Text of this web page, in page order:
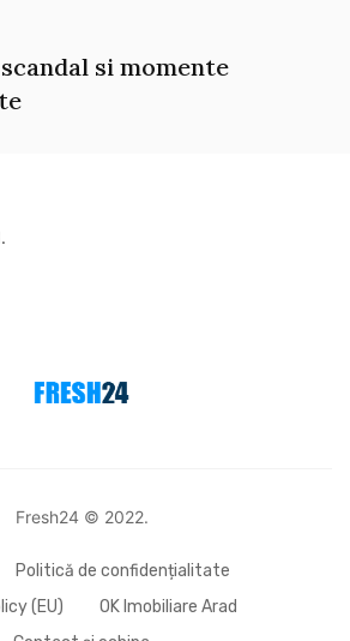
si momente
Fresh24 © 2022.
Politică de confidențialitate
(EU)
OK Imobiliare Arad